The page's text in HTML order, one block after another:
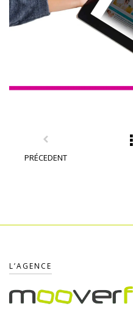
PRÉCEDENT
L’AGENCE